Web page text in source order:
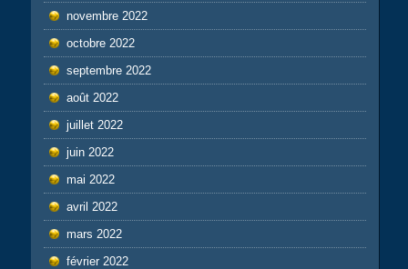
novembre 2022
octobre 2022
septembre 2022
août 2022
juillet 2022
juin 2022
mai 2022
avril 2022
mars 2022
février 2022